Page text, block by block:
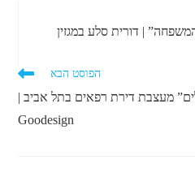
| דורית סלע במגזין
הפוסט הבא
מעצבת דירת רפאים בתל אביב |
Goodesign